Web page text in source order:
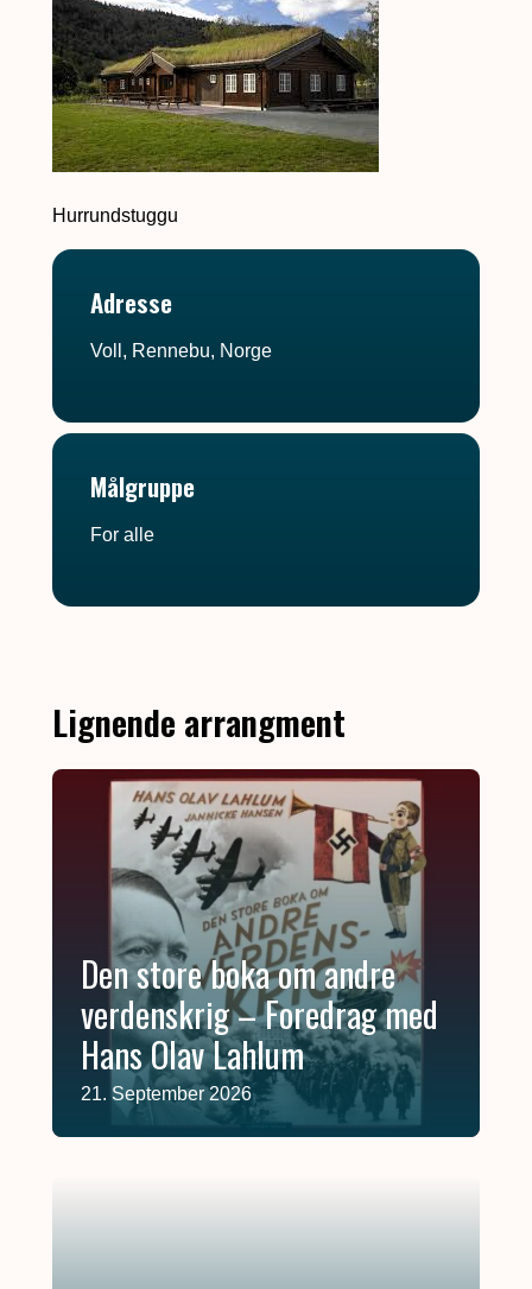
Hurrundstuggu
Adresse
Voll, Rennebu, Norge
Målgruppe
For alle
Lignende arrangment
Den store boka om andre
verdenskrig – Foredrag med
Hans Olav Lahlum
21. September 2026